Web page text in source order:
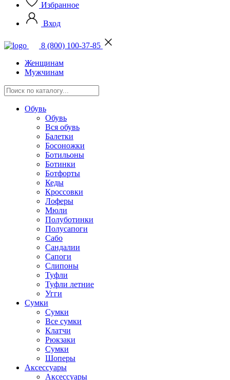
Избранное
Вход
8 (800) 100-37-85
Женщинам
Мужчинам
Обувь
Обувь
Вся обувь
Балетки
Босоножки
Ботильоны
Ботинки
Ботфорты
Кеды
Кроссовки
Лоферы
Мюли
Полуботинки
Полусапоги
Сабо
Сандалии
Сапоги
Слипоны
Туфли
Туфли летние
Угги
Сумки
Сумки
Все сумки
Клатчи
Рюкзаки
Сумки
Шоперы
Аксессуары
Аксессуары